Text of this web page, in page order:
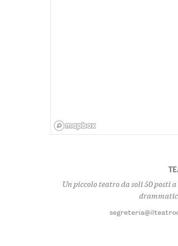
Un piccolo teatro da soli 50 posti